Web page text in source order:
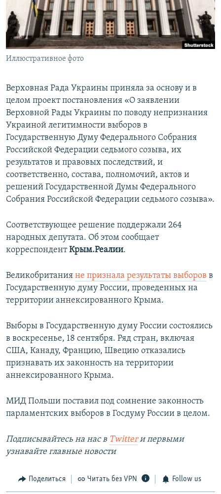
ПОБЕДИТЕЛЕЙ НЕ СУДЯТ?
КРЫМ.НЕПОКОРЕННЫЙ
ELIFBE
УКРАИНСКАЯ ПРОБЛЕМА КРЫМА
ПРИСОЕДИНЯЙТЕСЬ!
Иллюстративное фото
Верховная Рада Украины приняла за основу и в
целом проект постановления «О заявлении
Верховной Рады Украины по поводу непризнания
Украиной легитимности выборов в
Государственную Думу Федерального Собрания
Российской Федерации седьмого созыва, их
результатов и правовых последствий, и
соответственно, состава, полномочий, актов и
решений Государственной Думы Федерального
Собрания Российской Федерации седьмого созыва».
Соответствующее решение поддержали 264
народных депутата. Об этом сообщает
корреспондентКрым.Реалии.
Великобритания не признала результаты выборов в
Государственную думу России, проведенных на
территории аннексированного Крыма.
Выборы в Государственную думу России состоялись
в воскресенье, 18 сентября. Ряд стран, включая
США, Канаду, Францию, Швецию отказались
признавать их законность на территории
аннексированного Крыма.
МИД Польши поставил под сомнение законность
парламентских выборов в Госдуму России в целом.
Подписывайтесь на наcв Twitterи первыми
узнавайте главные новости
Поделиться Читать без VPN Follow us